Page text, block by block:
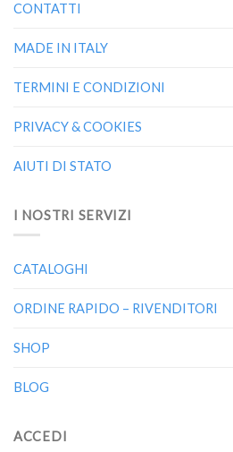
CONTATTI
MADE IN ITALY
TERMINI E CONDIZIONI
PRIVACY & COOKIES
AIUTI DI STATO
I NOSTRI SERVIZI
CATALOGHI
ORDINE RAPIDO – RIVENDITORI
SHOP
BLOG
ACCEDI